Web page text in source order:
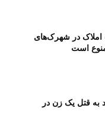
املاک در شهرک‌های
است
به قتل یک زن در